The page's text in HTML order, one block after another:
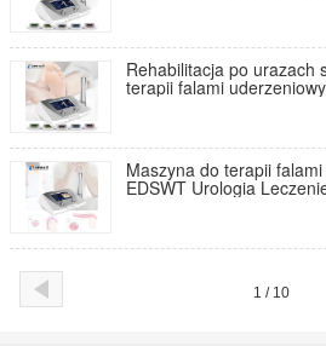
Rehabilitacja po urazach
terapii falami
Maszyna do terapii
EDSWT Urologia
1 / 10